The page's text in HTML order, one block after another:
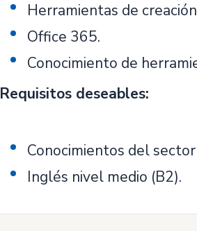
Herramientas de
Office 365.
Conocimiento de
Requisitos deseables:
Conocimientos del
Inglés nivel medio (B2).